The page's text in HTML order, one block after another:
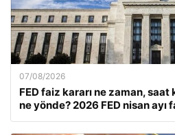
07/08/2026
FED faiz kararı ne zaman,
ne yönde? 2026 FED nisan ayı